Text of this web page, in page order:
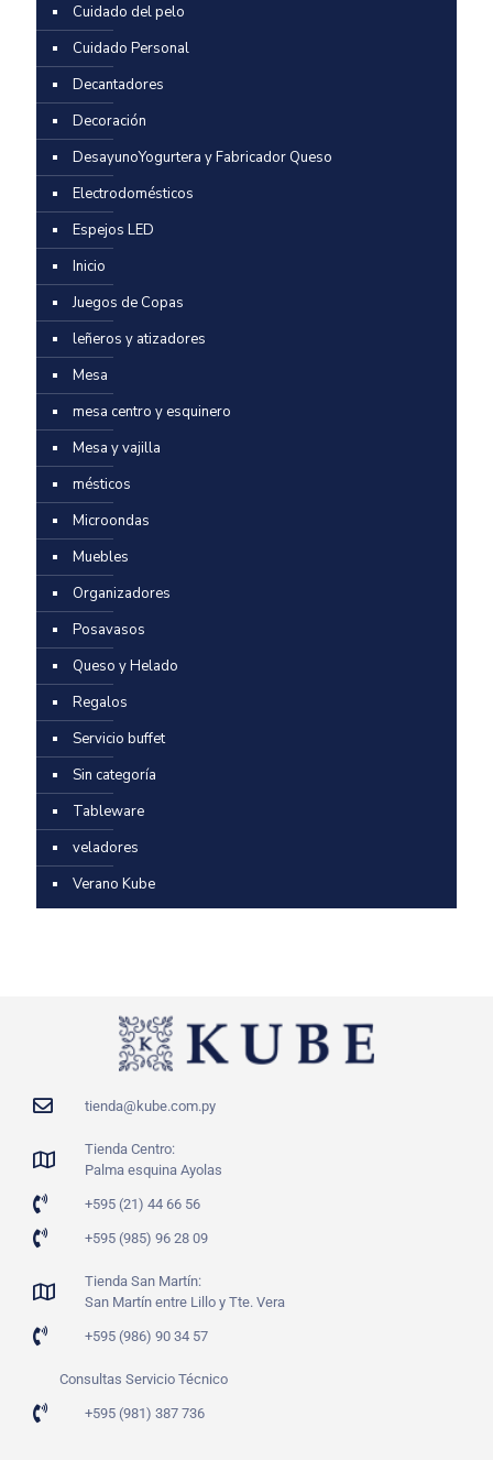
Cuidado del pelo
Cuidado Personal
Decantadores
Decoración
DesayunoYogurtera y Fabricador Queso
Electrodomésticos
Espejos LED
Inicio
Juegos de Copas
leñeros y atizadores
Mesa
mesa centro y esquinero
Mesa y vajilla
mésticos
Microondas
Muebles
Organizadores
Posavasos
Queso y Helado
Regalos
Servicio buffet
Sin categoría
Tableware
veladores
Verano Kube
tienda@kube.com.py
Tienda Centro:
Palma esquina Ayolas
+595 (21) 44 66 56
+595 (985) 96 28 09
Tienda San Martín:
San Martín entre Lillo y Tte. Vera
+595 (986) 90 34 57
Consultas Servicio Técnico
+595 (981) 387 736